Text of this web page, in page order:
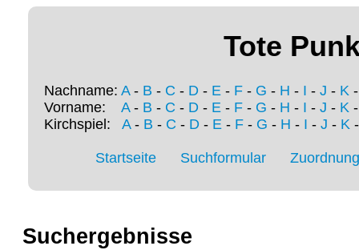
Tote
Nachname: A- B - C - D - E - F - G - H - I - J - K
Vorname: A- B - C - D - E - F - G - H - I - J - K
Kirchspiel: A- B - C - D- E- F- G - H - I - J - K
Startseite Suchformular
Suchergebnisse